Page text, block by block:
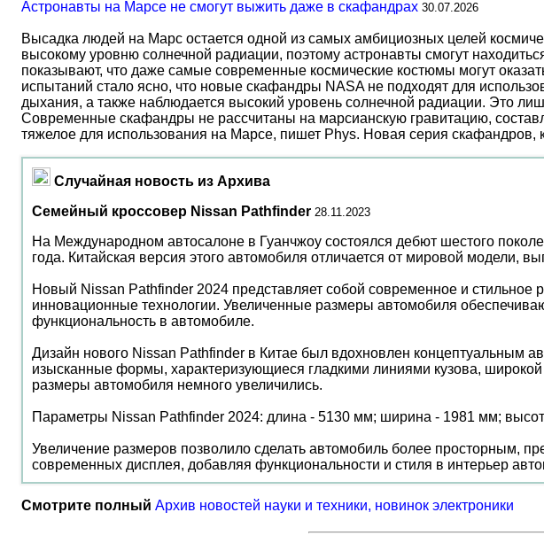
Астронавты на Марсе не смогут выжить даже в скафандрах 30.07.2026
Высадка людей на Марс остается одной из самых амбициозных целей
высокому уровню солнечной радиации, поэтому астронавты смогут
показывают, что даже самые современные космические костюмы могут
испытаний стало ясно, что новые скафандры NASA не подходят для
дыхания, а также наблюдается высокий уровень солнечной радиации. Это
Современные скафандры не рассчитаны на марсианскую гравитацию,
тяжелое для использования на Марсе, пишет Phys. Новая серия скафандров,
Случайная новость из Архива
Семейный кроссовер Nissan Pathfinder 28.11.2023
На Международном автосалоне в Гуанчжоу состоялся дебют шестого
года. Китайская версия этого автомобиля отличается от мировой модели,
Новый Nissan Pathfinder 2024 представляет собой современное и
инновационные технологии. Увеличенные размеры автомобиля
функциональность в автомобиле.
Дизайн нового Nissan Pathfinder в Китае был вдохновлен концептуальным
изысканные формы, характеризующиеся гладкими линиями кузова,
размеры автомобиля немного увеличились.
Параметры Nissan Pathfinder 2024: длина - 5130 мм; ширина - 1981 мм;
Увеличение размеров позволило сделать автомобиль более просторным,
современных дисплея, добавляя функциональности и стиля в интерьер
Смотрите полный Архив новостей науки и техники, новинок электроники